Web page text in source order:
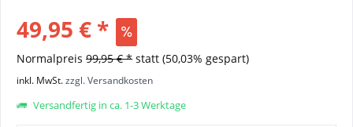
49,95 € *
Normalpreis 99,95 € * statt (50,03% gespart)
inkl. MwSt.zzgl. Versandkosten
Versandfertig in ca. 1-3 Werktage